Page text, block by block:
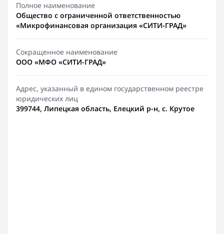
Полное наименование
Общество с ограниченной ответственностью
«Микрофинансовая организация «СИТИ-ГРАД»
Сокращенное наименование
ООО «МФО «СИТИ-ГРАД»
Адрес, указанный в едином государственном реестре
юридических лиц
399744, Липецкая область, Елецкий р-н, с. Крутое